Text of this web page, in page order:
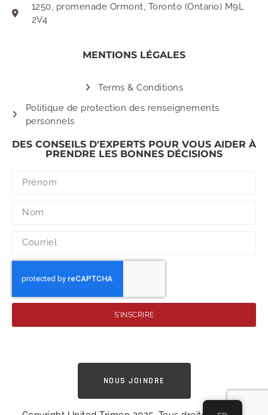
1250, promenade Ormont, Toronto (Ontario) M9L
2V4
MENTIONS LÉGALES
Terms & Conditions
Politique de protection des renseignements
personnels
DES CONSEILS D'EXPERTS POUR VOUS AIDER À
PRENDRE LES BONNES DÉCISIONS
S'INSCRIRE
NOUS JOINDRE